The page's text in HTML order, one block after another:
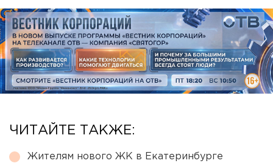
ЧИТАЙТЕ ТАКЖЕ:
Жителям нового ЖК в Екатеринбурге